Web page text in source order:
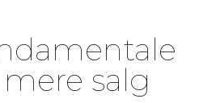
salg